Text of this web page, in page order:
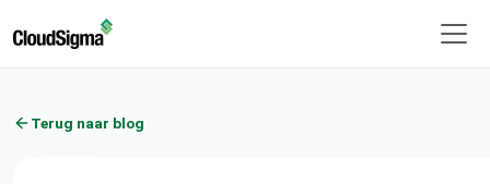
Terug naar blog